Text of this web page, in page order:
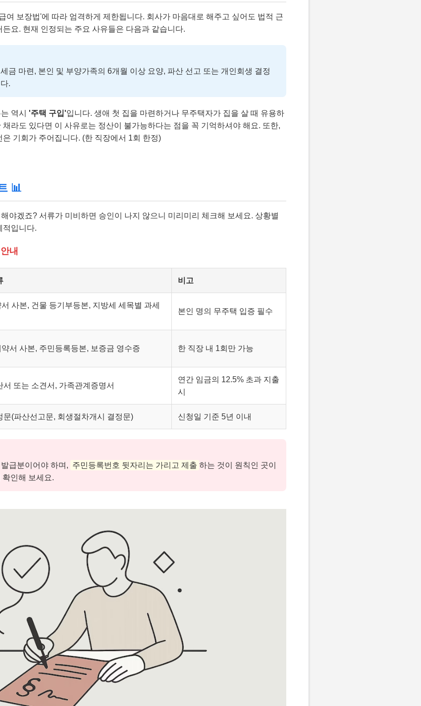
여 보장법'에 따라 엄격하게 제한됩니다. 회사가 마음대로 해주고 싶어도 법적 근
요. 현재 인정되는 주요 사유들은 다음과 같습니다.
금 마련, 본인 및 부양가족의 6개월 이상 요양, 파산 선고 또는 개인회생 결정
.
역시 '주택 구입'입니다. 생애 첫 집을 마련하거나 무주택자가 집을 살 때 유용하
라도 있다면 이 사유로는 정산이 불가능하다는 점을 꼭 기억하셔야 해요. 또한,
기회가 주어집니다. (한 직장에서 1회 한정)
📊
야겠죠? 서류가 미비하면 승인이 나지 않으니 미리미리 체크해 보세요. 상황별
적입니다.
내
비고
사본, 건물 등기부등본, 지방세 세목별 과세
본인 명의 무주택 입증 필수
서 사본, 주민등록등본, 보증금 영수증 한 직장 내 1회만 가능
서 또는 소견서, 가족관계증명서
연간 임금의 12.5% 초과 지출
시
문(파산선고문, 회생절차개시 결정문) 신청일 기준 5년 이내
급분이어야 하며, 주민등록번호 뒷자리는 가리고 제출 하는 것이 원칙인 곳이
인해 보세요.